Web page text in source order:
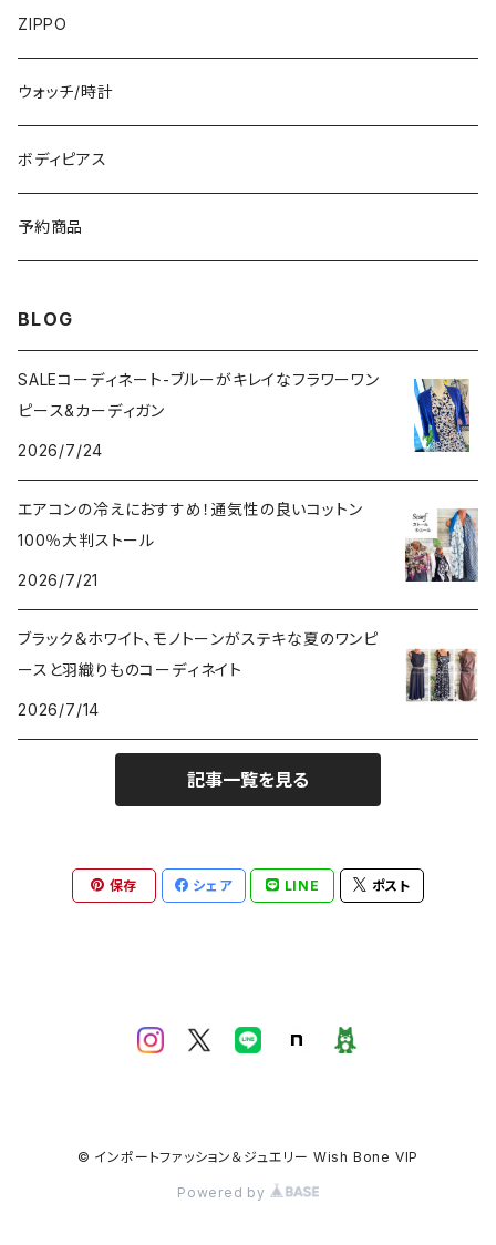
7000円
イタリア製ジャケット
コットンストール・スカーフ
冬物・マフラー
指輪・リング
ネックレス・ペンダントトップ
ピアス・イヤリング
ブレスレット・バングル
ZIPPO
ウォッチ/時計
ボディピアス
予約商品
BLOG
SALEコーディネート-ブルーがキレイなフラワーワン
ピース&カーディガン
2026/7/24
エアコンの冷えにおすすめ！通気性の良いコットン
100％大判ストール
2026/7/21
ブラック＆ホワイト、モノトーンがステキな夏のワンピ
ースと羽織りものコーディネイト
2026/7/14
記事一覧を見る
保存 シェア LINE ポスト
© インポートファッション＆ジュエリー Wish Bone VIP
Powered by